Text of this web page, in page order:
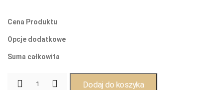
Cena Produktu
Opcje dodatkowe
Suma całkowita
Dodaj do koszyka